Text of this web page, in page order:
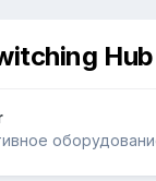
Hub